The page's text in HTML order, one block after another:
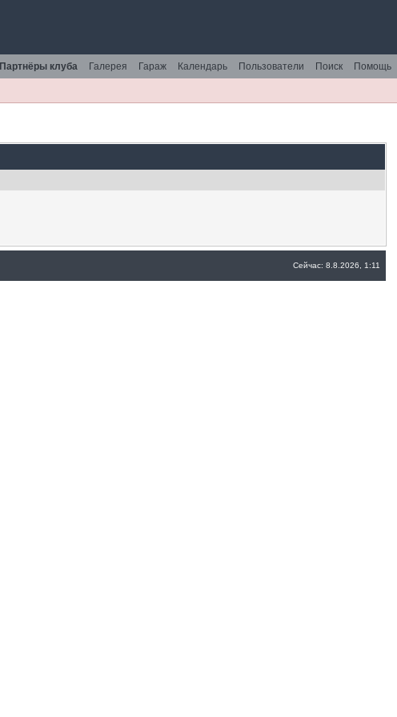
Помощь
Поиск
Пользователи
Календарь
Гараж
Галерея
Партнёры клуба
Сейчас: 8.8.2026, 1:11